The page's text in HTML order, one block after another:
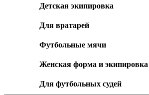
Детская экипировка
Для вратарей
Футбольные мячи
Женская форма и экипировка
Для футбольных судей